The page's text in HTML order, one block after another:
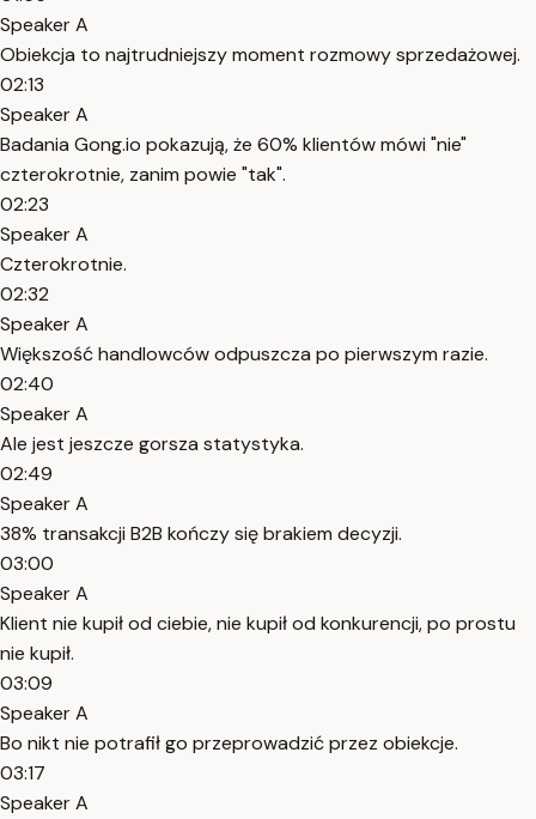
Speaker A
Obiekcja to najtrudniejszy moment rozmowy sprzedażowej.
02:13
Speaker A
Badania Gong.io pokazują, że 60% klientów mówi "nie"
czterokrotnie, zanim powie "tak".
02:23
Speaker A
Czterokrotnie.
02:32
Speaker A
Większość handlowców odpuszcza po pierwszym razie.
02:40
Speaker A
Ale jest jeszcze gorsza statystyka.
02:49
Speaker A
38% transakcji B2B kończy się brakiem decyzji.
03:00
Speaker A
Klient nie kupił od ciebie, nie kupił od konkurencji, po prostu
nie kupił.
03:09
Speaker A
Bo nikt nie potrafił go przeprowadzić przez obiekcje.
03:17
Speaker A